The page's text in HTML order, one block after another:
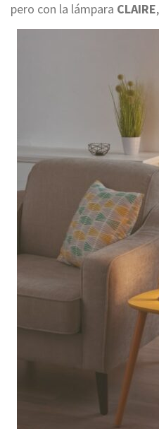
pero con la lámpara CLAIRE